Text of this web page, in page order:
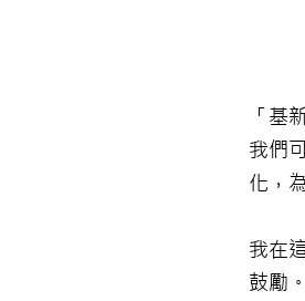
「基
我們
化，
我在
鼓勵